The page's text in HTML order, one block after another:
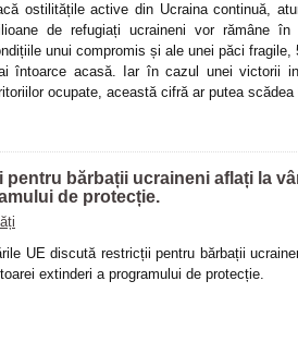
ostilitățile active din Ucraina continuă,
de refugiați ucraineni vor rămâne
unui compromis și ale unei păci
întoarce acasă. Iar în cazul unei victorii
ocupate, această cifră ar putea scădea
bărbații ucraineni aflați la
de protecție.
UE discută restricții pentru bărbații
extinderi a programului de protecție.